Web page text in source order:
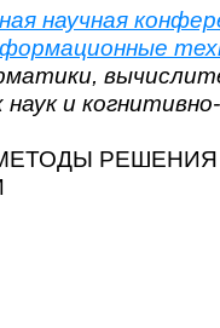
научная
и